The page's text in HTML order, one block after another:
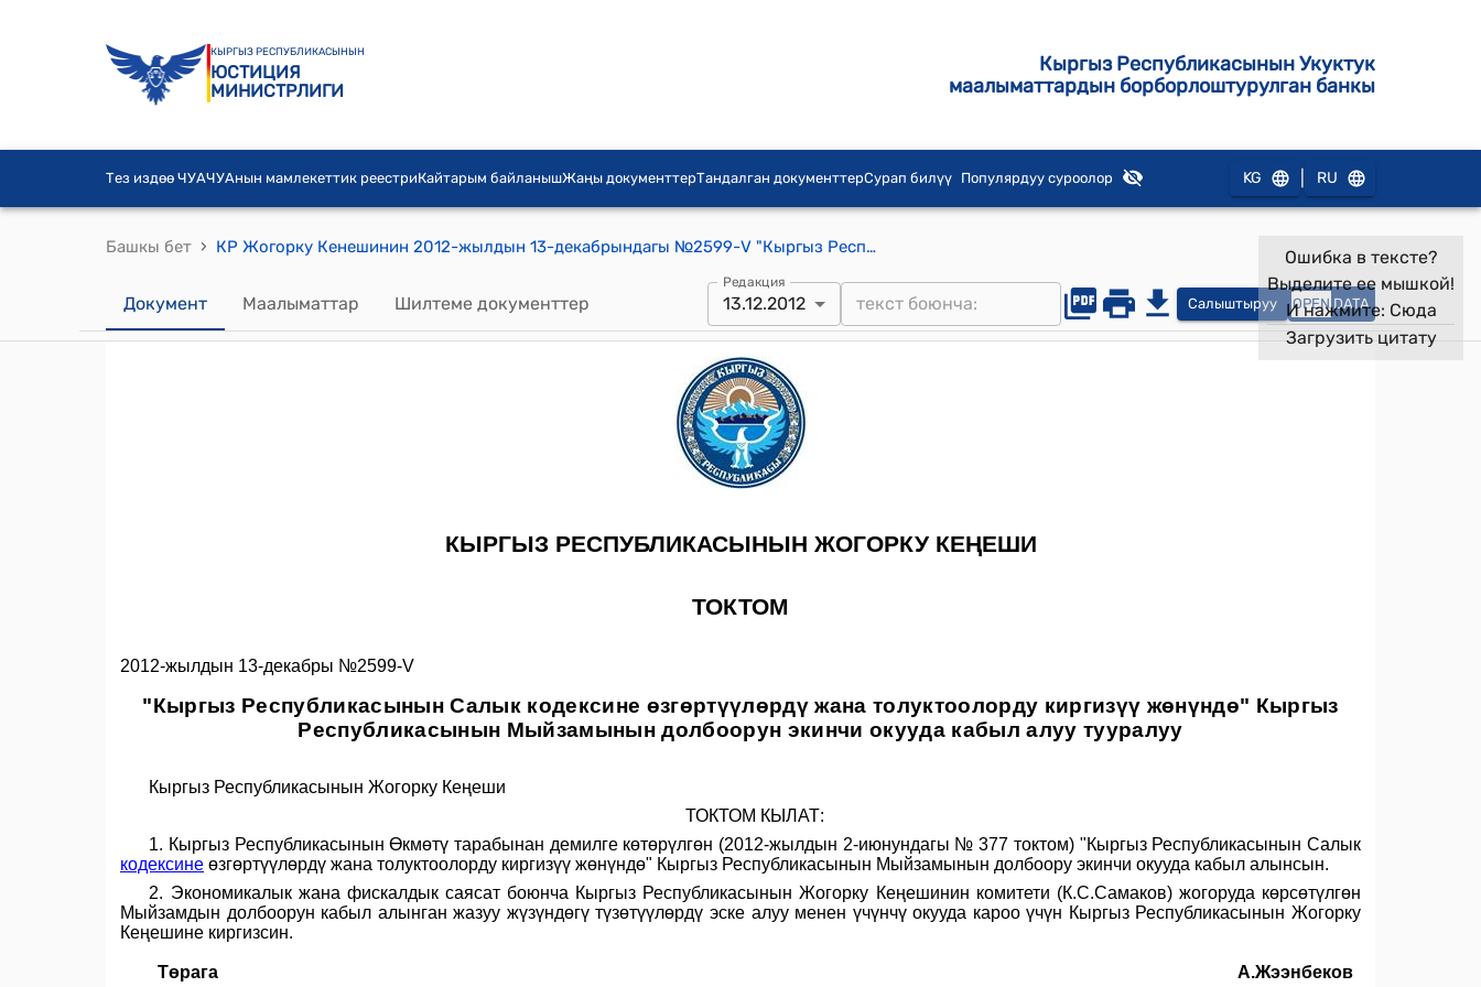
КЫРГЫЗ РЕСПУБЛИКАСЫНЫН
ЮСТИЦИЯ
МИНИСТРЛИГИ
Кыргыз Республикасынын Укуктук
маалыматтардын борборлоштурулган банкы
Тез издөө ЧУАЧУАнын мамлекеттик реестриКайтарым байланышЖаңы документтерТандалган документтерСурап билүү Популярдуу суроолор KG RU
Башкы бет › КР Жогорку Кенешинин 2012-жылдын 13-декабрындагы №2599-V "Кыргыз Республикасынын Салык кодексине өзгөртүүлөрдү жана толуктоолорду киргизүү жөнүндө" Кыргыз Республикасынын Мыйзамынын долбоорун экинчи окууда кабыл алуу тууралуу" токтому
Документ Маалыматтар Шилтеме документтер
Редакция
13.12.2012 Салыштыруу OPEN DATA
Ошибка в тексте?
Выделите ее мышкой!
И нажмите: Сюда
Загрузить цитату